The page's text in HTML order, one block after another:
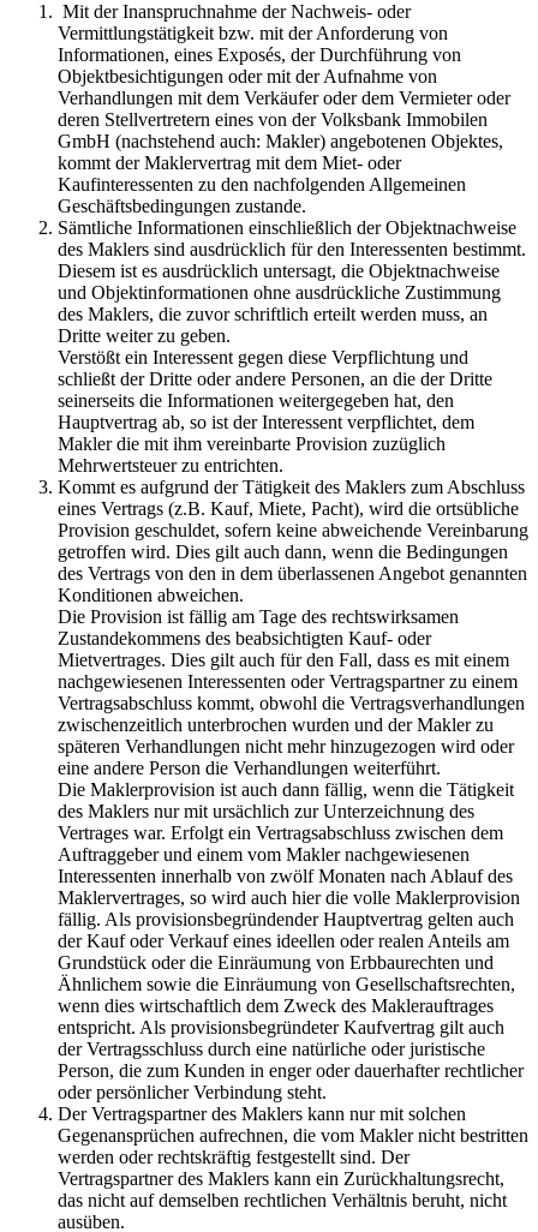
Mit der Inanspruchnahme der Nachweis- oder
Vermittlungstätigkeit bzw. mit der Anforderung von
Informationen, eines Exposés, der Durchführung von
Objektbesichtigungen oder mit der Aufnahme von
Verhandlungen mit dem Verkäufer oder dem Vermieter oder
deren Stellvertretern eines von der Volksbank Immobilen
GmbH (nachstehend auch: Makler) angebotenen Objektes,
kommt der Maklervertrag mit dem Miet- oder
Kaufinteressenten zu den nachfolgenden Allgemeinen
Geschäftsbedingungen zustande.
Sämtliche Informationen einschließlich der Objektnachweise
des Maklers sind ausdrücklich für den Interessenten bestimmt.
Diesem ist es ausdrücklich untersagt, die Objektnachweise
und Objektinformationen ohne ausdrückliche Zustimmung
des Maklers, die zuvor schriftlich erteilt werden muss, an
Dritte weiter zu geben.
Verstößt ein Interessent gegen diese Verpflichtung und
schließt der Dritte oder andere Personen, an die der Dritte
seinerseits die Informationen weitergegeben hat, den
Hauptvertrag ab, so ist der Interessent verpflichtet, dem
Makler die mit ihm vereinbarte Provision zuzüglich
Mehrwertsteuer zu entrichten.
Kommt es aufgrund der Tätigkeit des Maklers zum Abschluss
eines Vertrags (z.B. Kauf, Miete, Pacht), wird die ortsübliche
Provision geschuldet, sofern keine abweichende Vereinbarung
getroffen wird. Dies gilt auch dann, wenn die Bedingungen
des Vertrags von den in dem überlassenen Angebot genannten
Konditionen abweichen.
Die Provision ist fällig am Tage des rechtswirksamen
Zustandekommens des beabsichtigten Kauf- oder
Mietvertrages. Dies gilt auch für den Fall, dass es mit einem
nachgewiesenen Interessenten oder Vertragspartner zu einem
Vertragsabschluss kommt, obwohl die Vertragsverhandlungen
zwischenzeitlich unterbrochen wurden und der Makler zu
späteren Verhandlungen nicht mehr hinzugezogen wird oder
eine andere Person die Verhandlungen weiterführt.
Die Maklerprovision ist auch dann fällig, wenn die Tätigkeit
des Maklers nur mit ursächlich zur Unterzeichnung des
Vertrages war. Erfolgt ein Vertragsabschluss zwischen dem
Auftraggeber und einem vom Makler nachgewiesenen
Interessenten innerhalb von zwölf Monaten nach Ablauf des
Maklervertrages, so wird auch hier die volle Maklerprovision
fällig. Als provisionsbegründender Hauptvertrag gelten auch
der Kauf oder Verkauf eines ideellen oder realen Anteils am
Grundstück oder die Einräumung von Erbbaurechten und
Ähnlichem sowie die Einräumung von Gesellschaftsrechten,
wenn dies wirtschaftlich dem Zweck des Maklerauftrages
entspricht. Als provisionsbegründeter Kaufvertrag gilt auch
der Vertragsschluss durch eine natürliche oder juristische
Person, die zum Kunden in enger oder dauerhafter rechtlicher
oder persönlicher Verbindung steht.
Der Vertragspartner des Maklers kann nur mit solchen
Gegenansprüchen aufrechnen, die vom Makler nicht bestritten
werden oder rechtskräftig festgestellt sind. Der
Vertragspartner des Maklers kann ein Zurückhaltungsrecht,
das nicht auf demselben rechtlichen Verhältnis beruht, nicht
ausüben.